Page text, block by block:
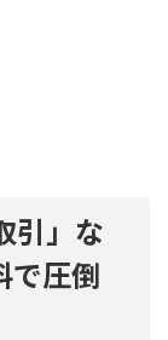
引」な
で圧倒